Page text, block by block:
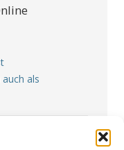
als
Beiträge